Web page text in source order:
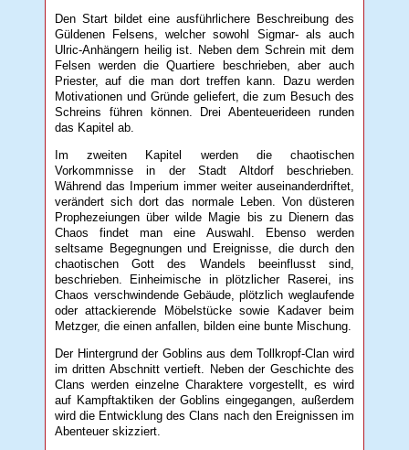
Den Start bildet eine ausführlichere Beschreibung des
Güldenen Felsens, welcher sowohl Sigmar- als auch
Ulric-Anhängern heilig ist. Neben dem Schrein mit dem
Felsen werden die Quartiere beschrieben, aber auch
Priester, auf die man dort treffen kann. Dazu werden
Motivationen und Gründe geliefert, die zum Besuch des
Schreins führen können. Drei Abenteuerideen runden
das Kapitel ab.
Im zweiten Kapitel werden die chaotischen
Vorkommnisse in der Stadt Altdorf beschrieben.
Während das Imperium immer weiter auseinanderdriftet,
verändert sich dort das normale Leben. Von düsteren
Prophezeiungen über wilde Magie bis zu Dienern das
Chaos findet man eine Auswahl. Ebenso werden
seltsame Begegnungen und Ereignisse, die durch den
chaotischen Gott des Wandels beeinflusst sind,
beschrieben. Einheimische in plötzlicher Raserei, ins
Chaos verschwindende Gebäude, plötzlich weglaufende
oder attackierende Möbelstücke sowie Kadaver beim
Metzger, die einen anfallen, bilden eine bunte Mischung.
Der Hintergrund der Goblins aus dem Tollkropf-Clan wird
im dritten Abschnitt vertieft. Neben der Geschichte des
Clans werden einzelne Charaktere vorgestellt, es wird
auf Kampftaktiken der Goblins eingegangen, außerdem
wird die Entwicklung des Clans nach den Ereignissen im
Abenteuer skizziert.